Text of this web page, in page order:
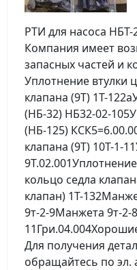
РТИ для насоса
Компания имеет
запасных частей и
Уплотнение втулки
клапана (9Т) 1Т-
(НБ-32) НБ32-02-
(НБ-125)
клапана (9Т) 10Т-1-
кольцо седла
клапан) 1Т-
9т-2-9Манжета 9т-
Для получения
обращайтесь по эл.